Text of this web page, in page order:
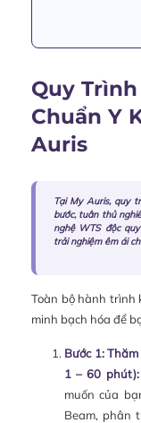
Quy
Chuẩn Y
Auris
Tại My Auris, quy
bước, tuân thủ
nghệ WTS độc
trải nghiệm êm ái
Toàn bộ hành trình
minh bạch hóa để
Bước 1:
1 – 60 phút):
muốn của
Beam, phân